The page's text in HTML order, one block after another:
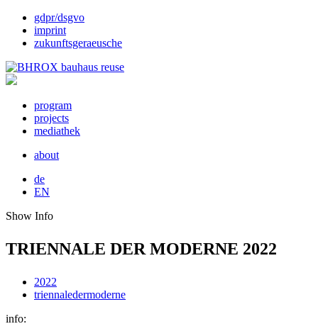
gdpr/dsgvo
imprint
zukunftsgeraeusche
program
projects
mediathek
about
de
EN
Show Info
TRIENNALE DER MODERNE 2022
2022
triennaledermoderne
info: